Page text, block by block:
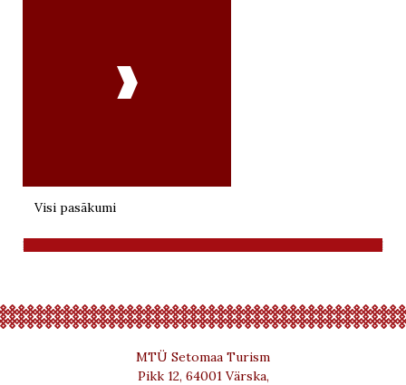

Visi pasākumi
MTÜ Setomaa Turism
Pikk 12, 64001 Värska,